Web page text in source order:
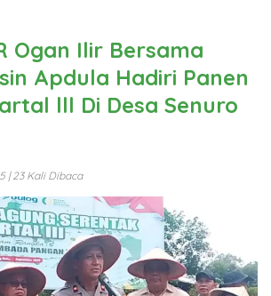
Ogan Ilir Bersama
Apdula Hadiri Panen
lll Di Desa Senuro
| 23 Kali Dibaca